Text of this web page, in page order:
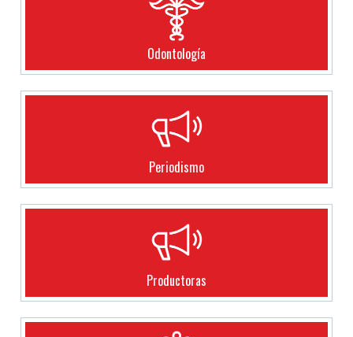
Odontología
Periodismo
Productoras